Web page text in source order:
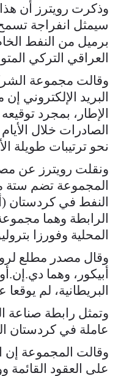
وذكرت رويترز أن
برميل من النفط
العراقي التركي
وقالت مجموعة
البريد الإلكتروني
الإطار، بمجرد
الصادرات خلال
نحو ترتيبات طويلة
ونقلت رويترز عن
المجموعة تضم ستة
النفط في كردستان
الرابطة وهما
المحلية وفورزا
وقال مصدر مطلع
أبيكور، وهما
البريطانية، لم
وتمثل رابطة صناعة
عاملة في كردستان
وقالت المجموعة إن
على العقود القائمة